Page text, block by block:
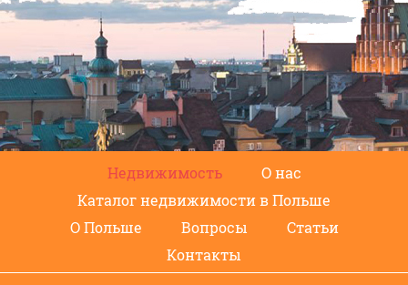
Недвижимость
О нас
Каталог недвижимости в Польше
О Польше
Вопросы
Статьи
Контакты